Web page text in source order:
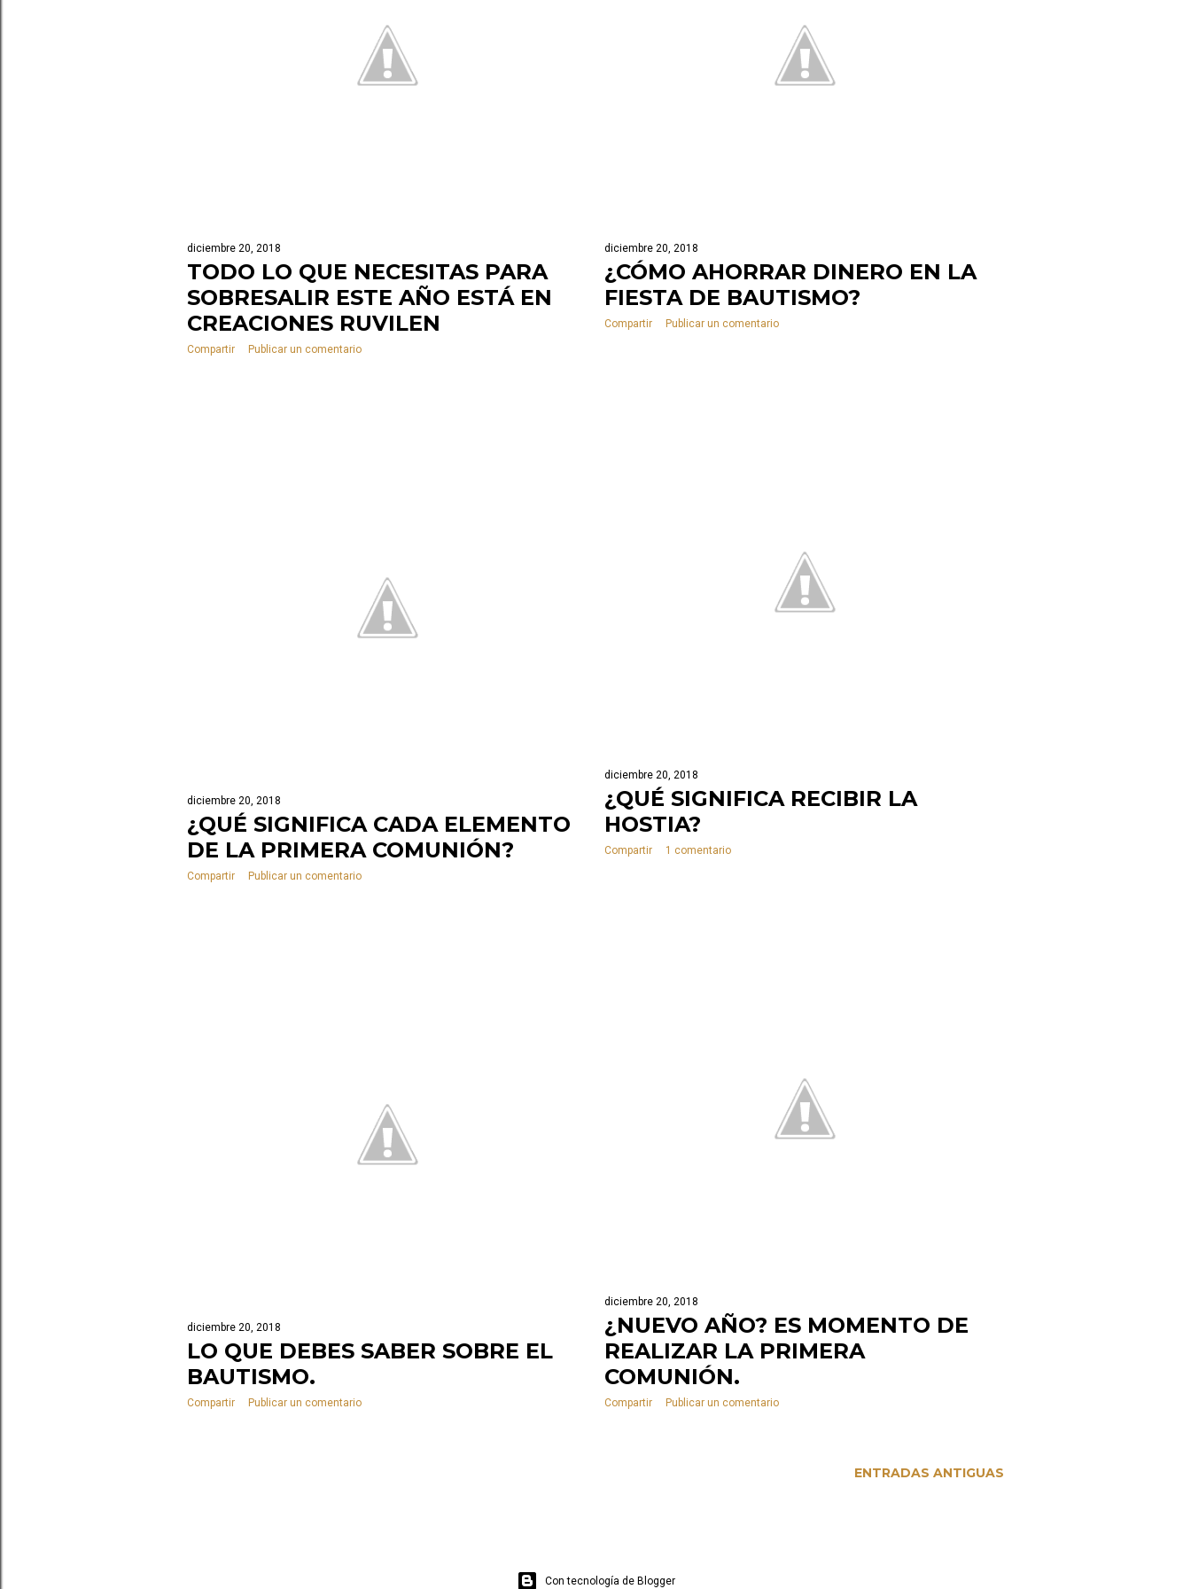
diciembre 20, 2018
TODO LO QUE NECESITAS PARA
SOBRESALIR ESTE AÑO ESTÁ EN
CREACIONES RUVILEN
Compartir Publicar un comentario
diciembre 20, 2018
¿CÓMO AHORRAR DINERO EN LA
FIESTA DE BAUTISMO?
Compartir Publicar un comentario
diciembre 20, 2018
¿QUÉ SIGNIFICA RECIBIR LA
HOSTIA?
Compartir 1 comentario
diciembre 20, 2018
¿QUÉ SIGNIFICA CADA ELEMENTO
DE LA PRIMERA COMUNIÓN?
Compartir Publicar un comentario
diciembre 20, 2018
¿NUEVO AÑO? ES MOMENTO DE
REALIZAR LA PRIMERA
COMUNIÓN.
Compartir Publicar un comentario
diciembre 20, 2018
LO QUE DEBES SABER SOBRE EL
BAUTISMO.
Compartir Publicar un comentario
ENTRADAS ANTIGUAS
Con tecnología de Blogger